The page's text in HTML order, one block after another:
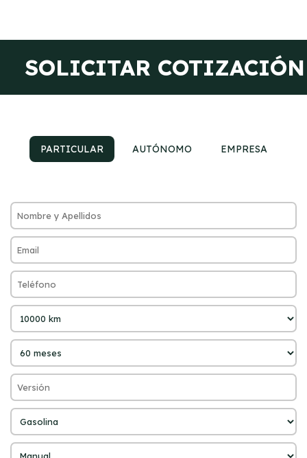
SOLICITAR COTIZACIÓN
PARTICULAR AUTÓNOMO EMPRESA